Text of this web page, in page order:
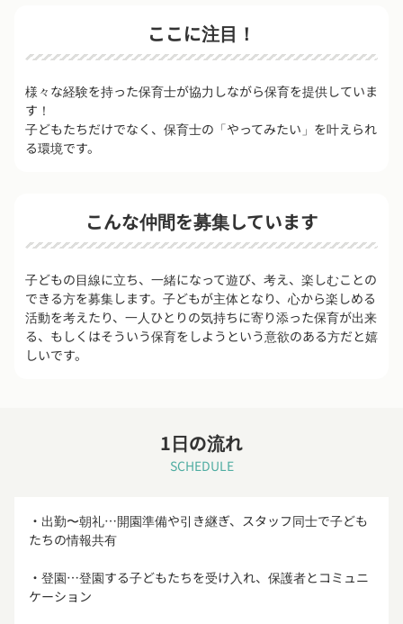
ここに注目！
様々な経験を持った保育士が協力しながら保育を提供していま
す！
子どもたちだけでなく、保育士の「やってみたい」を叶えられ
る環境です。
こんな仲間を募集しています
子どもの目線に立ち、一緒になって遊び、考え、楽しむことの
できる方を募集します。子どもが主体となり、心から楽しめる
活動を考えたり、一人ひとりの気持ちに寄り添った保育が出来
る、もしくはそういう保育をしようという意欲のある方だと嬉
しいです。
1日の流れ
SCHEDULE
・出勤〜朝礼…開園準備や引き継ぎ、スタッフ同士で子ども
たちの情報共有
・登園…登園する子どもたちを受け入れ、保護者とコミュニ
ケーション